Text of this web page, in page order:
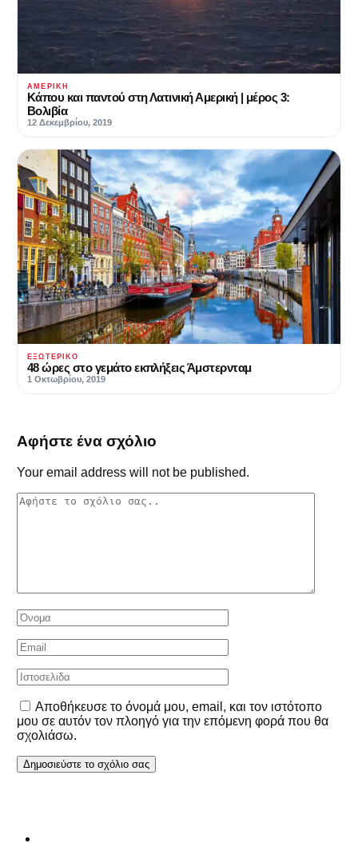
ΑΜΕΡΙΚΉ
Κάπου και παντού στη Λατινική Αμερική | μέρος 3:
Βολιβία
12 Δεκεμβρίου, 2019
ΕΞΩΤΕΡΙΚΌ
48 ώρες στο γεμάτο εκπλήξεις Άμστερνταμ
1 Οκτωβρίου, 2019
Αφήστε ένα σχόλιο
Your email address will not be published.
Αποθήκευσε το όνομά μου, email, και τον ιστότοπο
μου σε αυτόν τον πλοηγό για την επόμενη φορά που θα
σχολιάσω.